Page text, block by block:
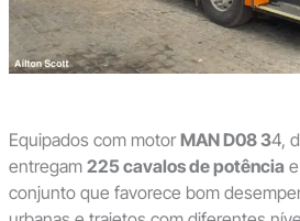
Equipados com motor MAN D08 34,
entregam 225 cavalos de potência
conjunto que favorece bom